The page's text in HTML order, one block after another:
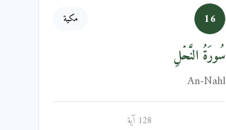
16 مكية
سُورَةُ النَّحۡلِ
An-Nahl
128 آية